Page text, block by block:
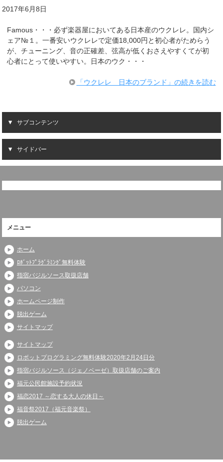
2017年6月8日
Famous・・・必ず楽器屋においてある日本産のウクレレ。国内シ
ェア№１。一番安いウクレレで定価18,000円と初心者がためらう
が、チューニング、音の正確差、弦高が低くおさえやすくてが初
心者にとって使いやすい。日本のウク・・・
「ウクレレ 日本のブランド」の続きを読む
サブコンテンツ
サイドバー
メニュー
ホーム
ﾛﾎﾞｯﾄﾌﾟﾗｸﾞﾗﾐﾝｸﾞ無料体験
指宿バジルソース取扱店舗
パソコン
ホームページ制作
脱出ゲーム
サイトマップ
サイトマップ
ロボットプログラミング無料体験2020年2月24日分
指宿バジルソース（ジェノベーゼ）取扱店舗のご案内
福元公民館施設予約状況
福恋2017 ～恋する大人の休日～
福音祭2017（福元音楽祭）
脱出ゲーム